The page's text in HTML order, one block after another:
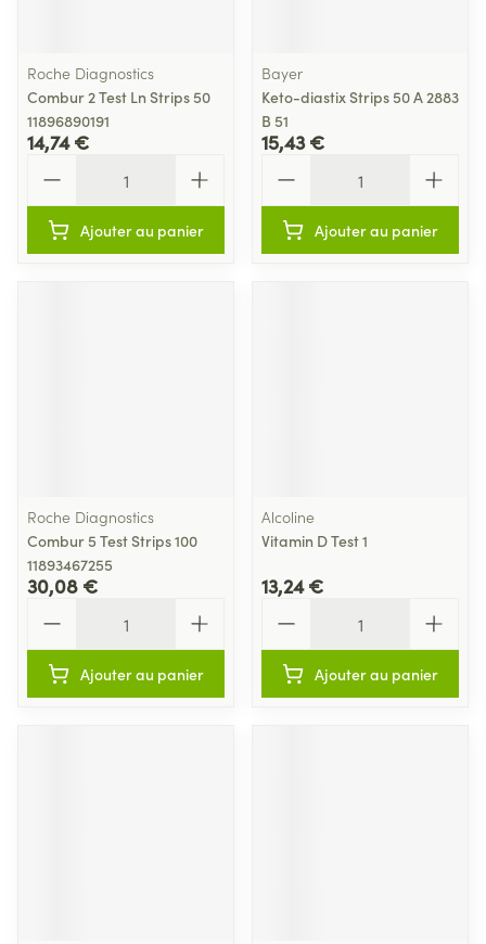
Roche Diagnostics
Combur 2 Test Ln Strips 50
11896890191
14,74 €
Ajouter au panier
Bayer
Keto-diastix Strips 50 A 2883
B 51
15,43 €
Ajouter au panier
Roche Diagnostics
Combur 5 Test Strips 100
11893467255
30,08 €
Ajouter au panier
Alcoline
Vitamin D Test 1
13,24 €
Ajouter au panier